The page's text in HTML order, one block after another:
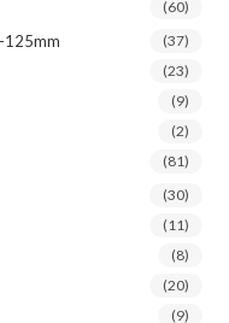
(60)
125mm (37)
(23)
(9)
(2)
(81)
(30)
(11)
(8)
(20)
(9)